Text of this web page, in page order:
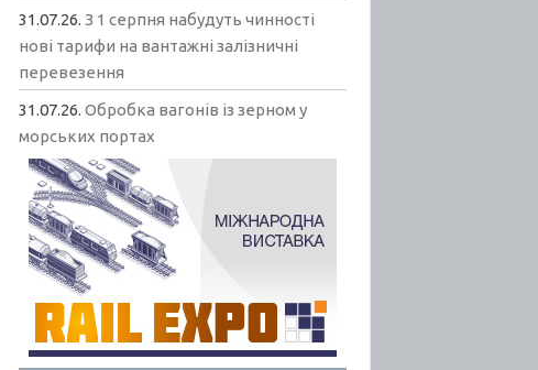
31.07.26.З 1 серпня набудуть чинності
нові тарифи на вантажні залізничні
перевезення
31.07.26.Обробка вагонів із зерном у
морських портах